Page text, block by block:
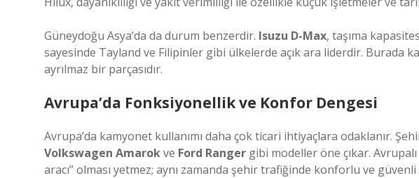
Güneydoğu Asya’da da durum benzerdir. Isuzu D-Max, taşıma
sayesinde Tayland ve Filipinler gibi ülkelerde açık ara liderdir. Burada
ayrılmaz bir parçasıdır.
Avrupa’da Fonksiyonellik ve Konfor Dengesi
Avrupa’da kamyonet kullanımı daha çok ticari ihtiyaçlara odaklanır.
Volkswagen Amarokve Ford Ranger gibi modeller öne çıkar.
aracı” olması yetmez; aynı zamanda şehir trafiğinde konforlu ve